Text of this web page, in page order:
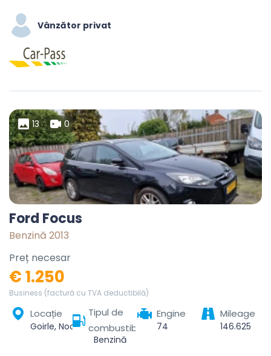
Vânzător privat
13 0
Ford Focus
Benzină 2013
Preț necesar
€ 1.250
Business (factură cu TVA deductibilă)
Locație
Goirle, Noord-Brabant, Nederland
Tipul de
combustibil
Benzină
Engine
74
Mileage
146.625